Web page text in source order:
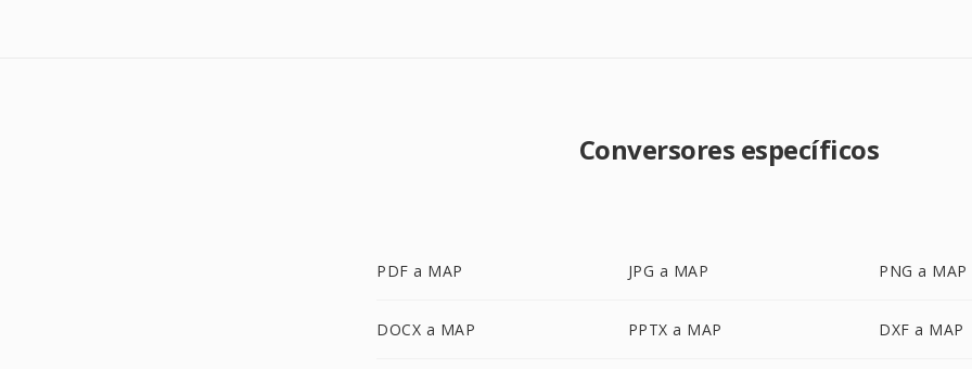
Conversores específicos
PDF a MAP JPG a MAP PNG a MAP
DOCX a MAP PPTX a MAP DXF a MAP